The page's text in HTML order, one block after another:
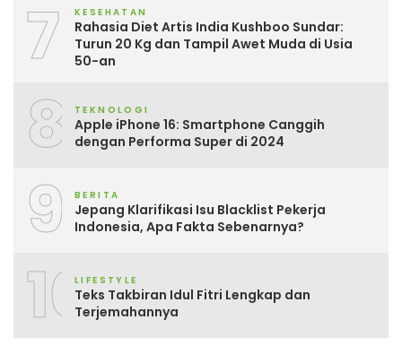
7 KESEHATAN
Rahasia Diet Artis India Kushboo Sundar:
Turun 20 Kg dan Tampil Awet Muda di Usia
50-an
8 TEKNOLOGI
Apple iPhone 16: Smartphone Canggih
dengan Performa Super di 2024
9 BERITA
Jepang Klarifikasi Isu Blacklist Pekerja
Indonesia, Apa Fakta Sebenarnya?
10LIFESTYLE
Teks Takbiran Idul Fitri Lengkap dan
Terjemahannya